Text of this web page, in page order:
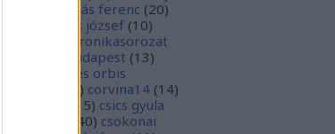
bordás ferenc (20)
borsos józsef (10)
Budaikronikasorozat
budapest (13)
civitates orbis
) corvina14 (14)
15) csics gyula
40) csokonai